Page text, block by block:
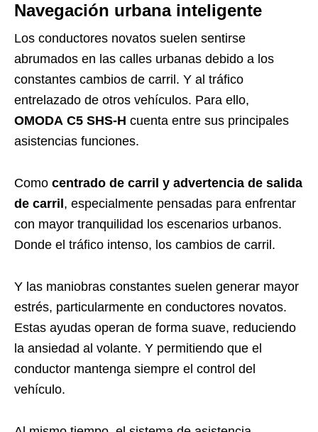
Navegación urbana inteligente
Los conductores novatos suelen sentirse
abrumados en las calles urbanas debido a los
constantes cambios de carril. Y al tráfico
entrelazado de otros vehículos. Para ello,
OMODA C5 SHS-H cuenta entre sus principales
asistencias funciones.
Como centrado de carril y advertencia de salida
de carril , especialmente pensadas para enfrentar
con mayor tranquilidad los escenarios urbanos.
Donde el tráfico intenso, los cambios de carril.
Y las maniobras constantes suelen generar mayor
estrés, particularmente en conductores novatos.
Estas ayudas operan de forma suave, reduciendo
la ansiedad al volante. Y permitiendo que el
conductor mantenga siempre el control del
vehículo.